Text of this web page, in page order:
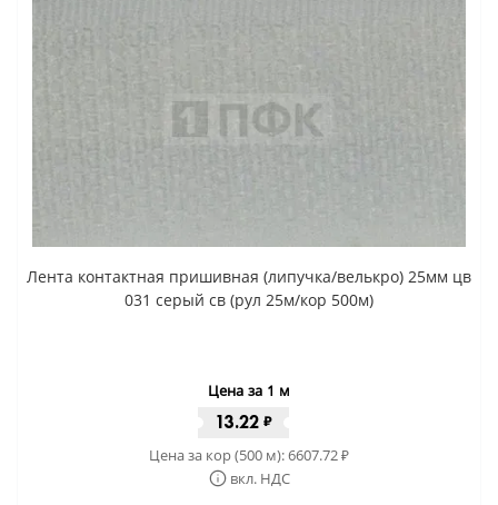
Лента контактная пришивная (липучка/велькро) 25мм цв
031 серый св (рул 25м/кор 500м)
Цена за 1 м
13.22 ₽
Цена за кор (500 м):6607.72₽
вкл. НДС